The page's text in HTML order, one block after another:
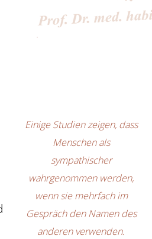
Einige Studien zeigen, dass
Menschen als
sympathischer
wahrgenommen werden,
wenn sie mehrfach im
Gespräch den Namen des
anderen verwenden.